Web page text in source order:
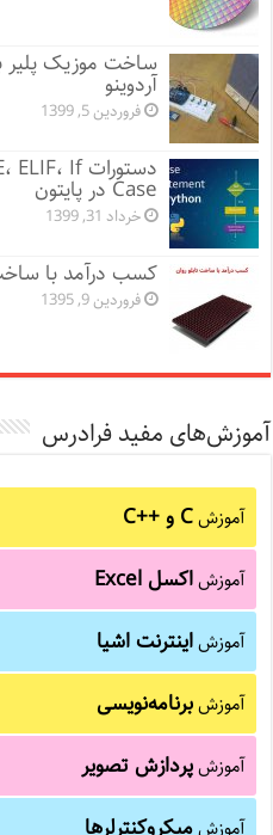
ساخت موزیک پلیر
آردوینو
فروردین 5, 1399
Case در پایتون
خرداد 31, 1399
کسب درآمد با
فروردین 9, 1395
آموزش‌های مفید فرادرس
آموزشC و C++‎
آموزشاکسل Excel
آموزشاینترنت اشیا
آموزشبرنامه‌نویسی
آموزشپردازش تصویر
میکروکنترلرها